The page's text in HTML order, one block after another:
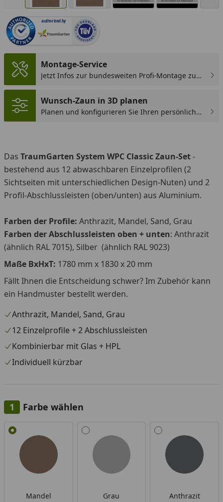
authorized.by
Montage-Service
Jetzt Infos zur bundesweiten Profi-Montage zum
Wunsch-Zaun in 3D planen
Planen und konfigurieren Sie Ihren persönlichen
Das TraumGarten System WPC Classic Zaun-Set-
bestehend aus 12 abwaschbaren Einzelprofilen (2
Sichtseiten mit unterschiedlichen Design-Nuten) und 2
Profil-Abschlussleisten (oben/unten) aus Aluminium.
Farben der Profile: Anthrazit, Mandel, Sand, Grau
Farben der Abschlussleisten oben + unten: Anthrazit
(ähnlich RAL 7015), Silber (ähnlich RAL 9023)
Maße BxHxT: 1780 mm x 1830 x 20 mm
Fällt Ihnen die Entscheidung schwer? Im Zubehör kann
ein Handmuster bestellt werden.
Anthrazit, Mandel, Sand, Grau
12 Einzelprofile + 2 Abschlussleisten
Kombinierbar mit Glas + HPL
Individuell kürzbar
Farbe wählen
Alle anzeigen (4)
Mandel Grau Anthrazit